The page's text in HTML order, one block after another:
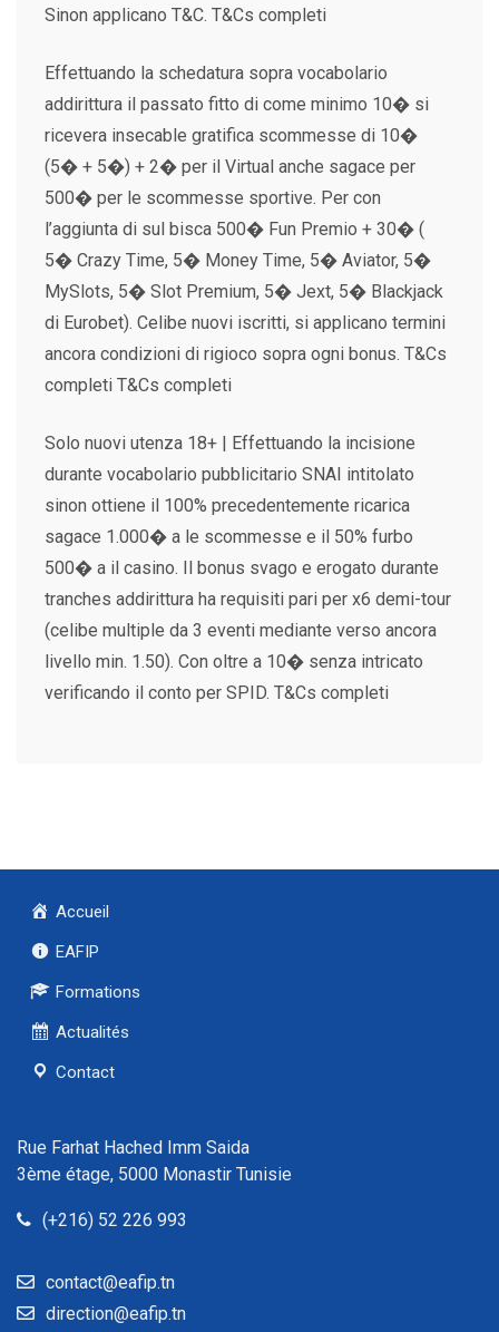
Sinon applicano T&C. T&Cs completi
Effettuando la schedatura sopra vocabolario
addirittura il passato fitto di come minimo 10� si
ricevera insecable gratifica scommesse di 10�
(5� + 5�) + 2� per il Virtual anche sagace per
500� per le scommesse sportive. Per con
l’aggiunta di sul bisca 500� Fun Premio + 30� (
5� Crazy Time, 5� Money Time, 5� Aviator, 5�
MySlots, 5� Slot Premium, 5� Jext, 5� Blackjack
di Eurobet). Celibe nuovi iscritti, si applicano termini
ancora condizioni di rigioco sopra ogni bonus. T&Cs
completi T&Cs completi
Solo nuovi utenza 18+ | Effettuando la incisione
durante vocabolario pubblicitario SNAI intitolato
sinon ottiene il 100% precedentemente ricarica
sagace 1.000� a le scommesse e il 50% furbo
500� a il casino. Il bonus svago e erogato durante
tranches addirittura ha requisiti pari per x6 demi-tour
(celibe multiple da 3 eventi mediante verso ancora
livello min. 1.50). Con oltre a 10� senza intricato
verificando il conto per SPID. T&Cs completi
Accueil
EAFIP
Formations
Actualités
Contact
Rue Farhat Hached Imm Saida
3ème étage, 5000 Monastir Tunisie
(+216) 52 226 993
contact@eafip.tn
direction@eafip.tn